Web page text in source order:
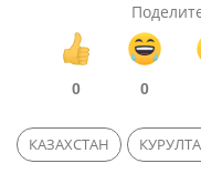
0 0
КАЗАХСТАН